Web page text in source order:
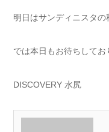
明日はサンディニスタの
では本日もお待ちしてお
DISCOVERY 水尻